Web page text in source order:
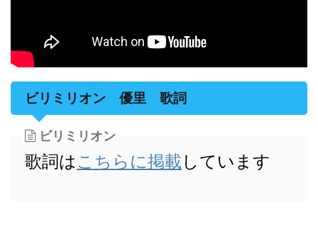
ビリミリオン 優里 歌詞
ビリミリオン
歌詞は こちらに掲載 しています